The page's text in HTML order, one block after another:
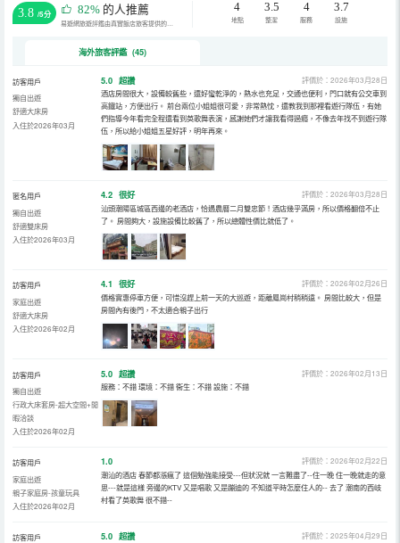
3.8 /5分 82% 的人推薦
易遊網旅遊評鑑由真實飯店旅客提供的評鑑。
4
地點
3.5
整潔
4
服務
3.7
設施
海外旅客評鑑 (45)
訪客用戶
獨自出遊
舒適大床房
入住於2026年03月
5.0 超讚
評價於：2026年03月28日
酒店房間很大，設備較舊些，還好蠻乾淨的，熱水也充足，交通也便利，門口就有公交車到
高鐵站，方便出行。 前台兩位小姐姐很可愛，非常熱忱，還教我到那裡看遊行隊伍，有她
們指導今年看完全程還看到英歌舞表演，感謝她們才讓我看得過癮，不像去年找不到遊行隊
伍，所以給小姐姐五星好評，明年再來。
匿名用戶
獨自出遊
舒適雙床房
入住於2026年03月
4.2 很好
評價於：2026年03月28日
汕頭潮陽區城區西邊的老酒店，恰遇農曆二月雙忠節！酒店幾乎滿房，所以價格翻倍不止
了。 房間夠大，設施設備比較舊了，所以總體性價比就低了。
訪客用戶
家庭出遊
舒適大床房
入住於2026年02月
4.1 很好
評價於：2026年02月26日
價格實惠停車方便，可惜沒趕上前一天的大巡遊，距離鳳崗村稍稍遠。 房間比較大，但是
房間內有後門，不太適合親子出行
訪客用戶
獨自出遊
行政大床套房-超大空間+閒
暇洽談
入住於2026年02月
5.0 超讚
評價於：2026年02月13日
服務：不錯 環境：不錯 衞生：不錯 設施：不錯
訪客用戶
家庭出遊
親子家庭房-孩童玩具
入住於2026年02月
1.0
評價於：2026年02月22日
潮汕的酒店 春節都漲瘋了 這個勉強能接受---但狀況就 一言難盡了--住一晚 住一晚就走的意
思---就是這樣 旁邊的KTV 又是唱歌 又是蹦迪的 不知道平時怎麼住人的-- 去了 潮南的西岐
村看了英歌舞 很不錯--
訪客用戶
5.0 超讚
評價於：2025年04月29日